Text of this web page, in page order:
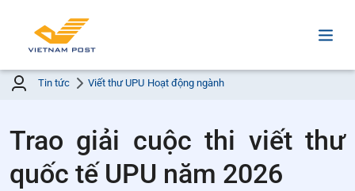
Tin tức Viết thư UPU Hoạt động ngành
Trao giải cuộc thi viết thư
quốc tế UPU năm 2026